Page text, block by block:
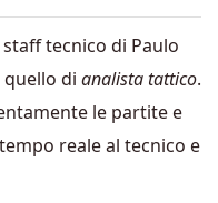
tecnico di Paulo
quello di analista tattico.
le partite e
reale al tecnico e